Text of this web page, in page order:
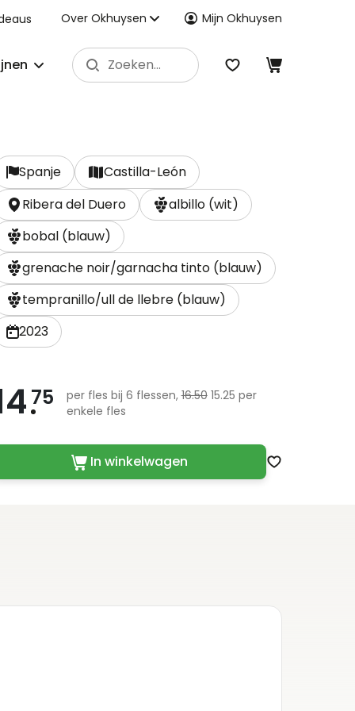
Over Okhuysen Mijn Okhuysen
Spanje
Castilla-León
Ribera del Duero
albillo (wit)
bobal (blauw)
grenache noir/garnacha tinto (blauw)
tempranillo/ull de llebre (blauw)
2023
75 per fles bij 6 flessen,16.5015.25 per
enkele fles
In winkelwagen Zet op